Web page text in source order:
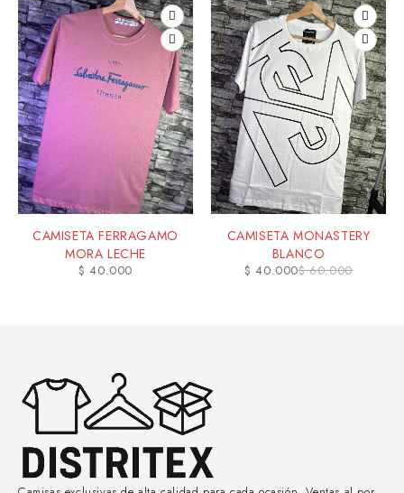
CAMISETA FERRAGAMO
MORA LECHE
$ 40.000
CAMISETA MONASTERY
BLANCO
$60.000
$ 40.000